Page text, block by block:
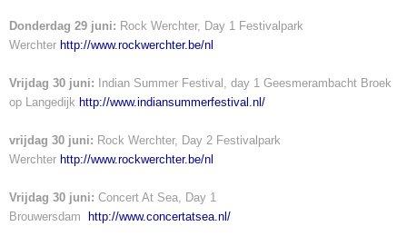
Donderdag 29 juni: Rock Werchter, Day 1 Festivalpark
Werchter http://www.rockwerchter.be/nl
Vrijdag 30 juni: Indian Summer Festival, day 1 Geesmerambacht Broek
op Langedijk http://www.indiansummerfestival.nl/
vrijdag 30 juni: Rock Werchter, Day 2 Festivalpark
Werchter http://www.rockwerchter.be/nl
Vrijdag 30 juni: Concert At Sea, Day 1
Brouwersdam
http://www.concertatsea.nl/